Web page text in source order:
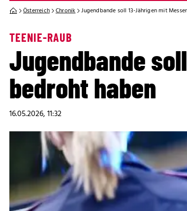
Österreich Chronik Jugendbande soll 13-Jährigen mit
TEENIE-RAUB
Jugendbande
bedroht haben
16.05.2026, 11:32